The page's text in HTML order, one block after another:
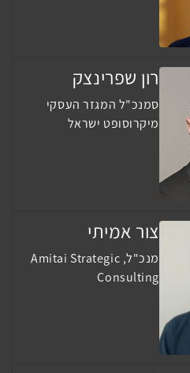
רון שפרינצק
סמנכ"ל המגזר העסקי
מיקרוסופט ישראל
צור אמיתי
מנכ"ל, Amitai Strategic
Consulting